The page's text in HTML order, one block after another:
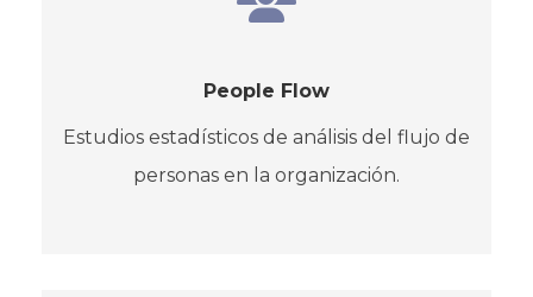
People Flow
Estudios estadísticos de análisis del flujo de
personas en la organización.